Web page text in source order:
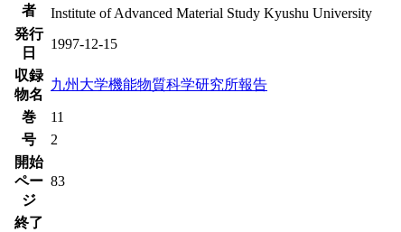
者
Institute of Advanced Material Study Kyushu University
発行
日
1997-12-15
収録
物名
九州大学機能物質科学研究所報告
巻
11
号
2
開始
ペー
ジ
83
終了